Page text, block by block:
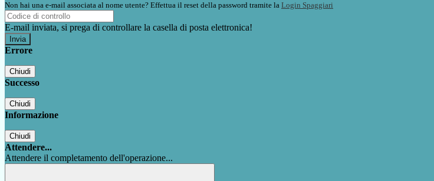
Non hai una e-mail associata al nome utente? Effettua il reset della password tramite la Login Spaggiari
E-mail inviata, si prega di controllare la casella di posta elettronica!
Errore
Chiudi
Successo
Chiudi
Informazione
Chiudi
Attendere...
Attendere il completamento dell'operazione...